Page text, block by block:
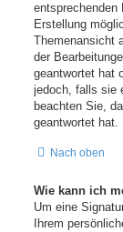
entsprechenden
Erstellung
Themenansicht
der
geantwortet hat
jedoch, falls sie
beachten Sie,
geantwortet hat.
Nach oben
Wie kann ich
Um eine
Ihrem